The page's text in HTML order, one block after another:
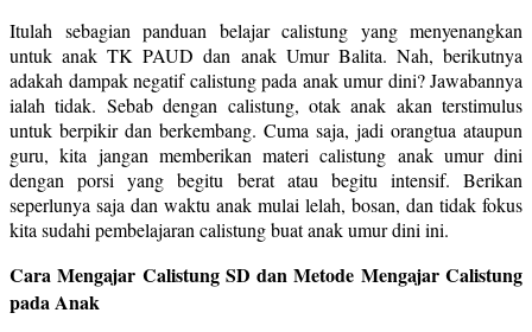
Itulah sebagian panduan belajar calistung yang menyenangkan
untuk anak TK PAUD dan anak Umur Balita. Nah, berikutnya
adakah dampak negatif calistung pada anak umur dini? Jawabannya
ialah tidak. Sebab dengan calistung, otak anak akan terstimulus
untuk berpikir dan berkembang. Cuma saja, jadi orangtua ataupun
guru, kita jangan memberikan materi calistung anak umur dini
dengan porsi yang begitu berat atau begitu intensif. Berikan
seperlunya saja dan waktu anak mulai lelah, bosan, dan tidak fokus
kita sudahi pembelajaran calistung buat anak umur dini ini.
Cara Mengajar Calistung SD dan Metode Mengajar Calistung
pada Anak